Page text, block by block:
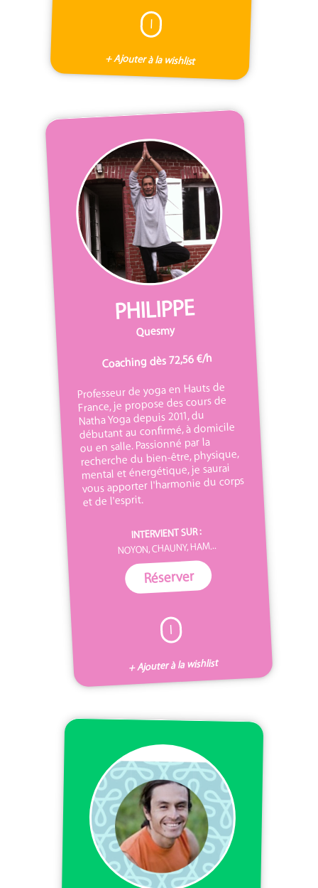
I
+ Ajouter à la wishlist
PHILIPPE
Quesmy
Coaching dès 72,56 €/h
Professeur de yoga en Hauts de
France, je propose des cours de
Natha Yoga depuis 2011, du
débutant au confirmé, à domicile
ou en salle. Passionné par la
recherche du bien-être, physique,
mental et énergétique, je saurai
vous apporter l'harmonie du corps
et de l'esprit.
INTERVIENT SUR :
NOYON, CHAUNY, HAM...
Réserver
I
+ Ajouter à la wishlist